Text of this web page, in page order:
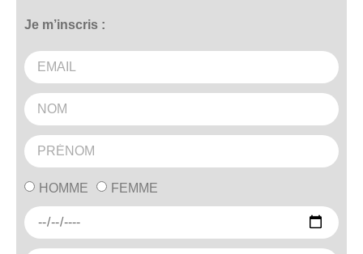
Je m’inscris :
HOMME FEMME